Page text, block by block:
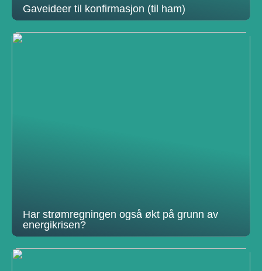
Gaveideer til konfirmasjon (til ham)
Har strømregningen også økt på grunn av
energikrisen?